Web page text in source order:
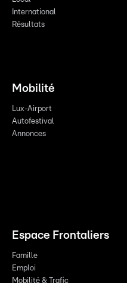
International
Résultats
Mobilité
Lux-Airport
Autofestival
Annonces
Espace Frontaliers
Famille
Emploi
Mobilité & Trafic